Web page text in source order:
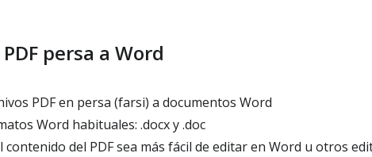
persa a Word
PDF en persa (farsi) a documentos Word
Word habituales: .docx y .doc
contenido del PDF sea más fácil de editar en Word u otros